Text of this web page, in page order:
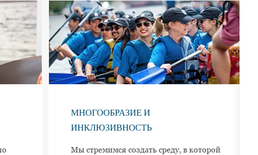
МНОГООБРАЗИЕ И
ИНКЛЮЗИВНОСТЬ
Мы стремимся создать среду, в которой